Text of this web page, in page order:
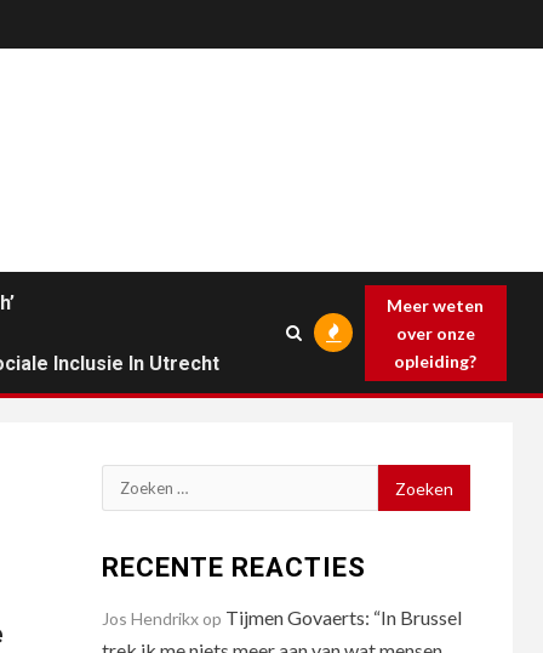
Inclusie In Utrecht
Meer weten
over onze
opleiding?
Zoeken
naar:
RECENTE REACTIES
Jos Hendrikxop Tijmen Govaerts: “In Brussel